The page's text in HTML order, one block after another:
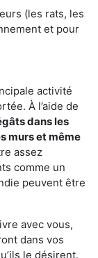
(les rats, les
et pour
activité
À l’aide de
dans les
murs et même
assez
comme un
peuvent être
avec vous,
dans vos
le désirent.